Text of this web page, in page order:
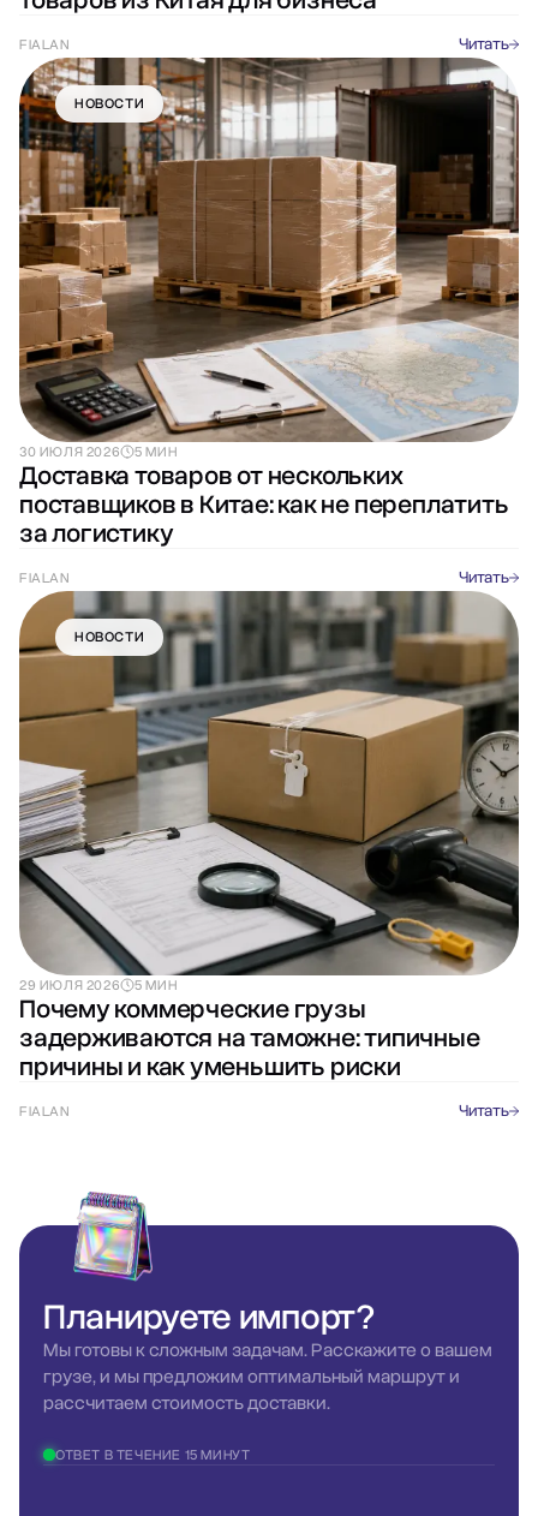
FIALAN Читать
НОВОСТИ
30 ИЮЛЯ 2026 5 МИН
Доставка товаров от нескольких
поставщиков в Китае: как не переплатить
за логистику
FIALAN Читать
НОВОСТИ
29 ИЮЛЯ 2026 5 МИН
Почему коммерческие грузы
задерживаются на таможне: типичные
причины и как уменьшить риски
FIALAN Читать
Планируетеимпорт?
Мы готовы к сложным задачам. Расскажите о вашем
грузе, и мы предложим оптимальный маршрут и
рассчитаем стоимость доставки.
ОТВЕТ В ТЕЧЕНИЕ 15 МИНУТ